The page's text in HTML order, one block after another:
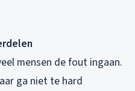
mensen de fout ingaan.
ga niet te hard